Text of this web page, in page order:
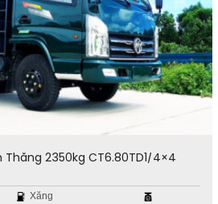
2350kg CT6.80TD1/4×4
Xăng